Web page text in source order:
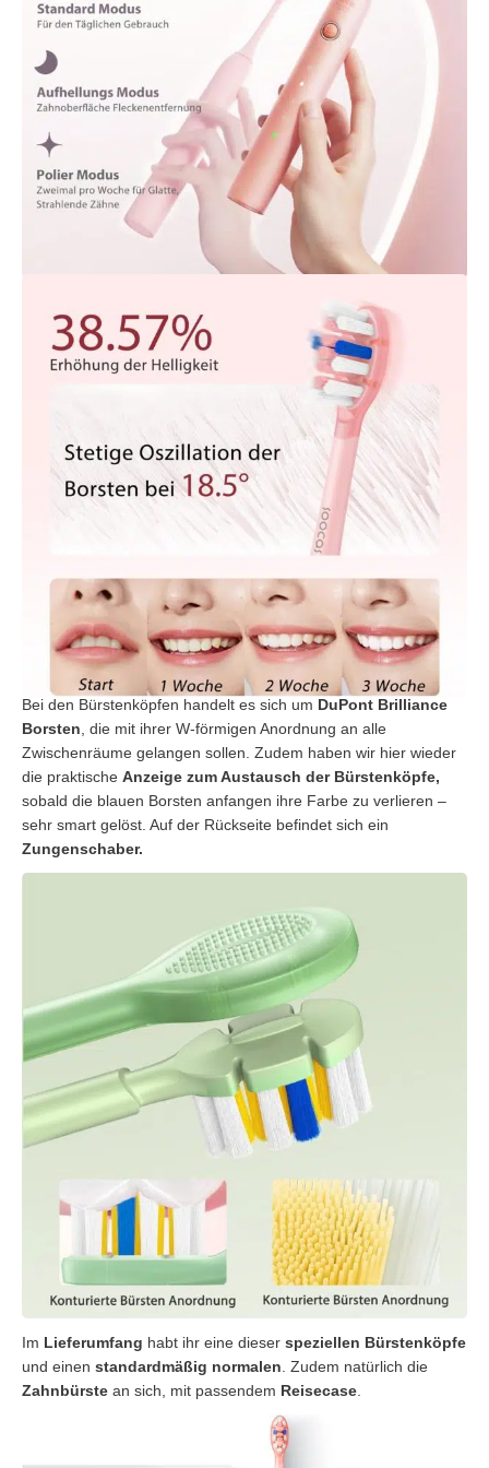
Bei den Bürstenköpfen handelt es sich um DuPont Brilliance
Borsten , die mit ihrer W-förmigen Anordnung an alle
Zwischenräume gelangen sollen. Zudem haben wir hier wieder
die praktische Anzeige zum Austausch der Bürstenköpfe,
sobald die blauen Borsten anfangen ihre Farbe zu verlieren –
sehr smart gelöst. Auf der Rückseite befindet sich ein
Zungenschaber.
Im Lieferumfang habt ihr eine dieser speziellen Bürstenköpfe
und einen standardmäßig normalen . Zudem natürlich die
Zahnbürste an sich, mit passendem Reisecase